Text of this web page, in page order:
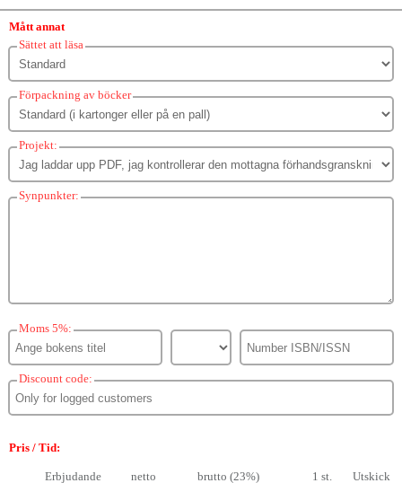
Mått annat
Sättet att läsa
Förpackning av böcker
Projekt:
Synpunkter:
Moms 5%:
Discount code:
Pris / Tid:
Erbjudande netto brutto (23%) 1 st. Utskick